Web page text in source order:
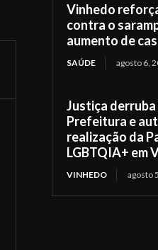
Vinhedo
contra o
aumento de
SAÚDE agosto 6,
Justiça
Prefeitura e
realização da
LGBTQIA+ em
VINHEDO agosto